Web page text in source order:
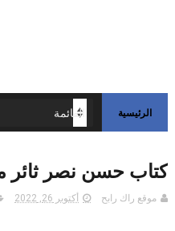
الرئيسية
كتاب حسن نصر ثائر
موقع راك رابح أكتوبر 26, 2022